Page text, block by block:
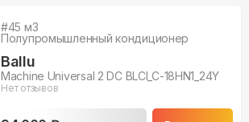
#45 м3
Полупромышленный кондиционер
Ballu
Machine Universal 2 DC BLCI_C-18HN1_24Y
Нет отзывов